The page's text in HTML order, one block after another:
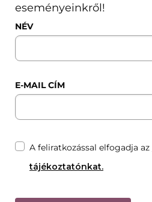
eseményeinkről!
NÉV
E-MAIL CÍM
A feliratkozással elfogadja az
tájékoztatónkat.